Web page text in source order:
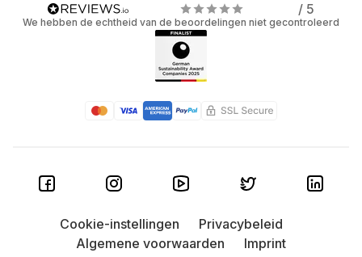
/ 5
We hebben de echtheid van de beoordelingen niet gecontroleerd
Cookie-instellingen
Privacybeleid
Algemene voorwaarden
Imprint